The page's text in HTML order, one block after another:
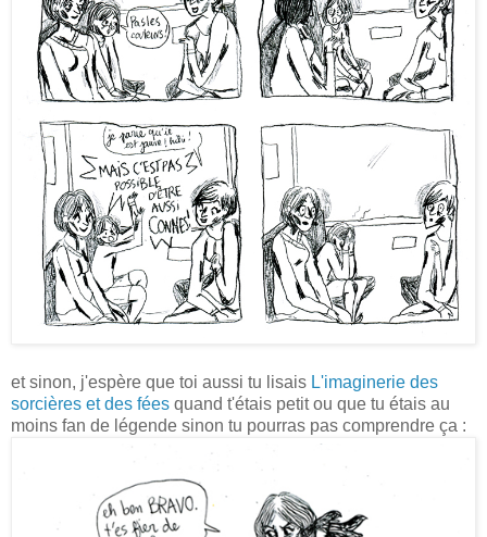
et sinon, j'espère que toi aussi tu lisais L'imaginerie des
sorcières et des fées quand t'étais petit ou que tu étais au
moins fan de légende sinon tu pourras pas comprendre ça :